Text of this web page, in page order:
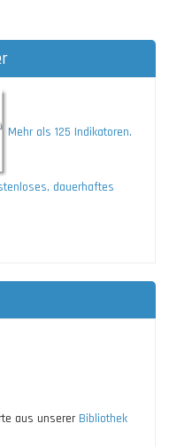
Mehr als 125 Indikatoren.
dauerhaftes
aus unserer Bibliothek